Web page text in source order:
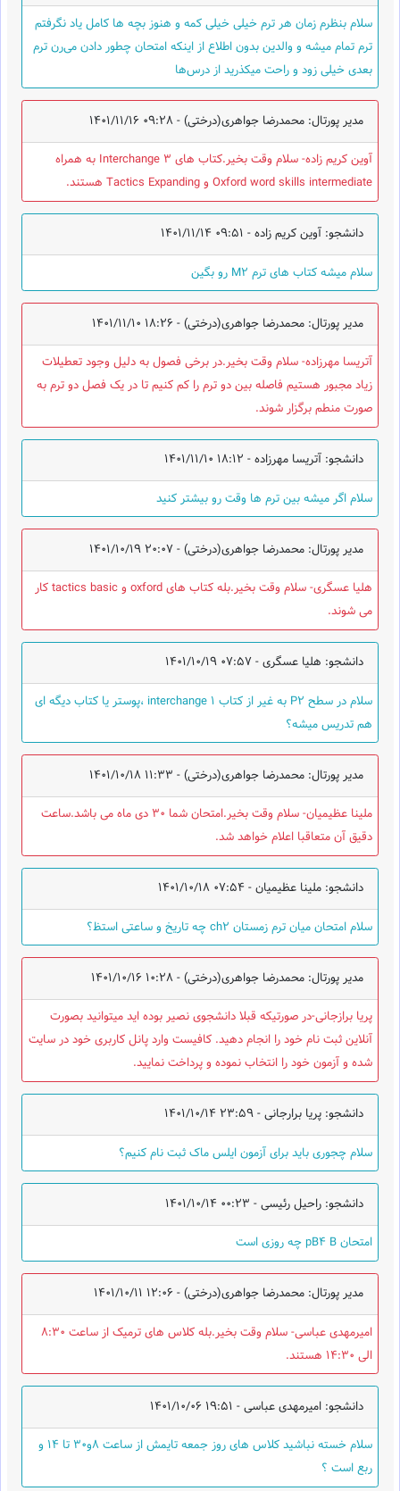
سلام بنظرم زمان هر ترم خیلی خیلی کمه و هنوز بچه ها کامل یاد نگرفتم
ترم تمام میشه و والدین بدون اطلاع از اینکه امتحان چطور دادن می‌رن ترم
بعدی خیلی زود و راحت میکذرید از درس‌ها
مدیر پورتال: محمدرضا جواهری(درختی) -1401/11/16 09:28
آوین کریم زاده- سلام وقت بخیر.کتاب های Interchange 3 به همراه
Oxford word skills intermediate و Tactics Expanding هستند.
دانشجو: آوین کریم زاده - 1401/11/14 09:51
سلام میشه کتاب های ترم M2 رو بگین
مدیر پورتال: محمدرضا جواهری(درختی) - 1401/11/10 18:26
آتریسا مهرزاده- سلام وقت بخیر.در برخی فصول به دلیل وجود تعطیلات
زیاد مجبور هستیم فاصله بین دو ترم را کم کنیم تا در یک فصل دو ترم به
صورت منطم برگزار شوند.
دانشجو: آتریسا مهرزاده - 1401/11/10 18:12
سلام اگر میشه بین ترم ها وقت رو بیشتر کنید
مدیر پورتال: محمدرضا جواهری(درختی) -1401/10/19 20:07
هلیا عسگری- سلام وقت بخیر.بله کتاب های oxford و tactics basic کار
می شوند.
دانشجو: هلیا عسگری -1401/10/19 07:57
سلام در سطح P2 به غیر از کتاب interchange 1 ،پوستر یا کتاب دیگه ای
هم تدریس میشه؟
مدیر پورتال: محمدرضا جواهری(درختی) - 1401/10/18 11:33
ملینا عظیمیان- سلام وقت بخیر.امتحان شما 30 دی ماه می باشد.ساعت
دقیق آن متعاقبا اعلام خواهد شد.
دانشجو: ملینا عظیمیان - 1401/10/18 07:54
سلام امتحان میان ترم زمستان ch2 چه تاریخ و ساعتی استظ؟
مدیر پورتال: محمدرضا جواهری(درختی) -1401/10/16 10:28
پریا برازجانی-در صورتیکه قبلا دانشجوی نصیر بوده اید میتوانید بصورت
آنلاین ثبت نام خود را انجام دهید. کافیست وارد پانل کاربری خود در سایت
شده و آزمون خود را انتخاب نموده و پرداخت نمایید.
دانشجو: پریا برارجانی -1401/10/14 23:59
سلام چجوری باید برای آزمون ایلس ماک ثبت نام کنیم؟
دانشجو: راحیل رئیسی - 1401/10/14 00:23
امتحان pB4 B چه روزی است
مدیر پورتال: محمدرضا جواهری(درختی) - 1401/10/11 12:06
امیرمهدی عباسی- سلام وقت بخیر.بله کلاس های ترمیک از ساعت 8:30
الی 14:30 هستند.
دانشجو: امیرمهدی عباسی - 1401/10/06 19:51
سلام خسته نباشید کلاس های روز جمعه تایمش از ساعت ۸و۳۰ تا ۱۴ و
ربع است ؟